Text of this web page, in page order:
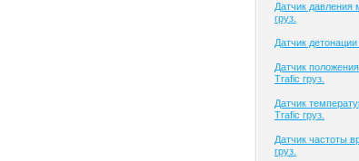
Датчик давления
груз.
Датчик
Датчик
Trafic груз.
Датчик
Trafic груз.
Датчик частоты
груз.